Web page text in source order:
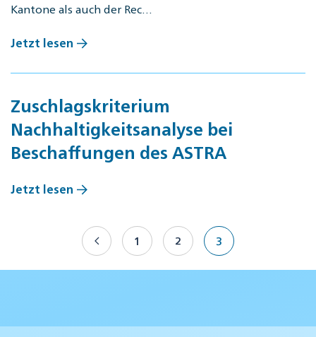
Kantone als auch der Rec…
Jetzt lesen
Zuschlagskriterium
Nachhaltigkeitsanalyse bei
Beschaffungen des ASTRA
Jetzt lesen
1 2 3